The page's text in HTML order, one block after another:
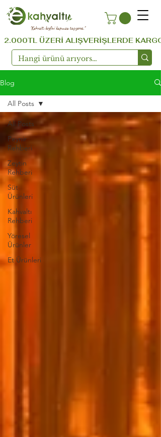
''Kahvaltı keyfini kapınıza taşıyoruz.''
2.000TL ÜZERİ ALIŞVERİŞLERDE KARGO
Blog
All Posts
Peynir
Rehberi
Zeytin
Rehberi
Süt
Ürünleri
Kahvaltı
Rehberi
Yöresel
Ürünler
Et Ürünleri
All Posts